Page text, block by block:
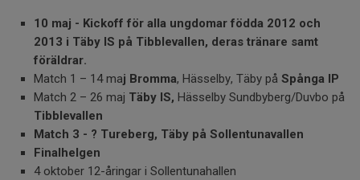
10 maj - Kickoff för alla ungdomar födda 2012 och
2013 i Täby IS på Tibblevallen, deras tränare samt
föräldrar.
Match 1 – 14 maj Bromma, Hässelby, Täby på Spånga IP
Match 2 – 26 maj Täby IS, Hässelby Sundbyberg/Duvbo på
Tibblevallen
Match 3 - ? Tureberg, Täby på Sollentunavallen
Finalhelgen
4 oktober 12-åringar i Sollentunahallen